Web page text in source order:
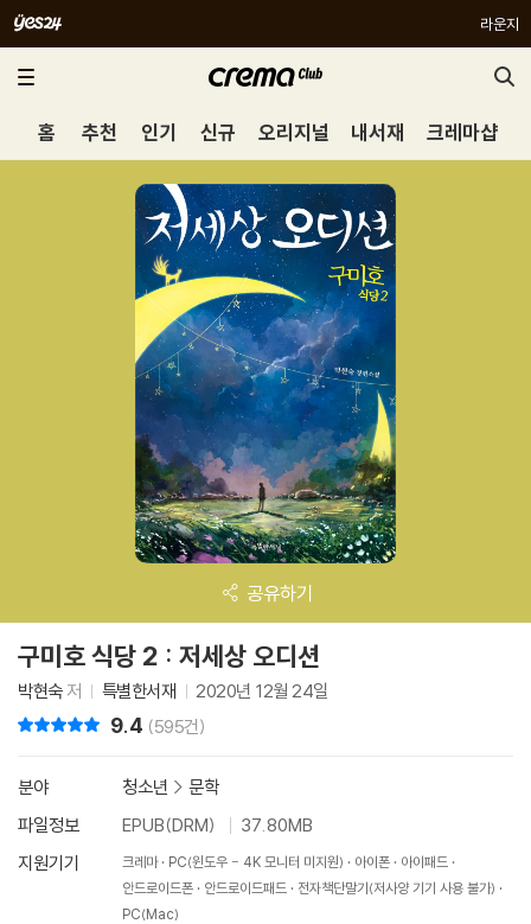
라운지
홈 추천 인기 신규 오리지널 내서재 크레마샵
공유하기
구미호 식당 2 : 저세상 오디션
박현숙저 특별한서재 2020년 12월 24일
9.4 (595건)
분야 청소년 > 문학
파일정보
EPUB(DRM)
37.80MB
지원기기
크레마 PC(윈도우 - 4K 모니터 미지원) 아이폰
아이패드
안드로이드폰
안드로이드패드
전자책단말기(저사양 기기 사용 불가)
PC(Mac)